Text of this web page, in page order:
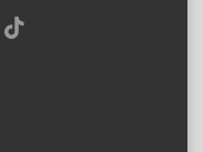
TikTok